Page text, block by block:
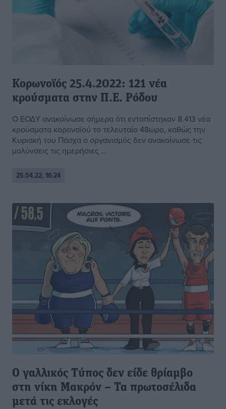
Κορωνοϊός 25.4.2022: 121 νέα
κρούσματα στην Π.Ε. Ρόδου
Ο ΕΟΔΥ ανακοίνωσε σήμερα ότι εντοπίστηκαν 8.413 νέα
κρούσματα κοροναϊού το τελευταίο 48ωρο, καθώς την
Κυριακή του Πάσχα ο οργανισμός δεν ανακοίνωσε τις
μολύνσεις τις ημερήσιες ...
25.04.22, 16:24
Ο γαλλικός Τύπος δεν είδε θρίαμβο
στη νίκη Μακρόν – Τα πρωτοσέλιδα
μετά τις εκλογές